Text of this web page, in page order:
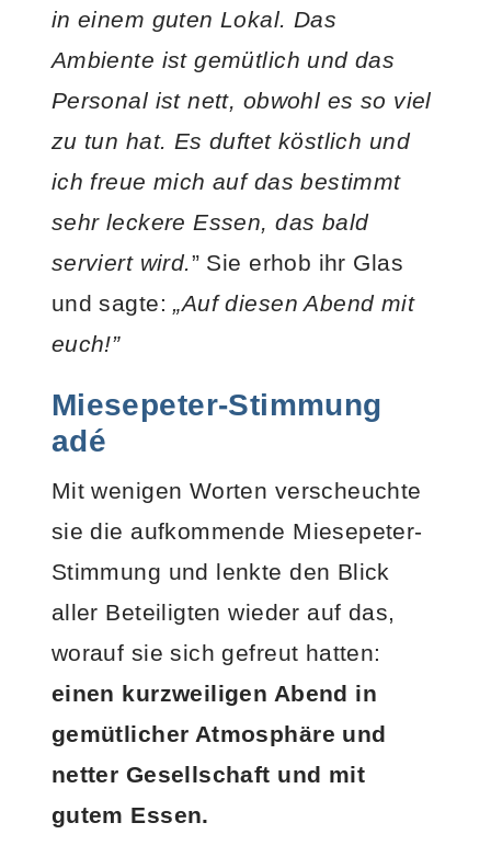
in einem guten Lokal. Das
Ambiente ist gemütlich und das
Personal ist nett, obwohl es so viel
zu tun hat. Es duftet köstlich und
ich freue mich auf das bestimmt
sehr leckere Essen, das bald
serviert wird.” Sie erhob ihr Glas
und sagte:„Auf diesen Abend mit
euch!”
Miesepeter-Stimmung
adé
Mit wenigen Worten verscheuchte
sie die aufkommende Miesepeter-
Stimmung und lenkte den Blick
aller Beteiligten wieder auf das,
worauf sie sich gefreut hatten:
einen kurzweiligen Abend in
gemütlicher Atmosphäre und
netter Gesellschaft und mit
gutem Essen.